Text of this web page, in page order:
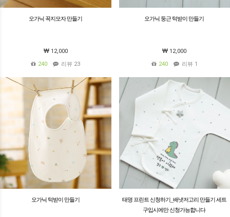
오가닉 꼭지모자 만들기
12,000
240
리뷰 23
오가닉 둥근 턱받이 만들기
12,000
240
리뷰 1
오가닉 턱받이 만들기
태명 프린트 신청하기_배냇저고리 만들기 세트
구입시에만 신청가능합니다